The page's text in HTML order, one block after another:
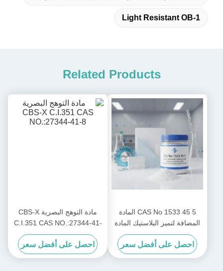
Light Resistant OB-1
Related Products
CAS No 1533 45 5 المادة
المضافة لتميز البلاستيك المادة
الكيميائية المساعدة المستخدمة
لتحسين سطح البلاستيك والضوء
في الصناعة
احصل على أفضل سعر
مادة التوهج البصرية CBS-X
C.I.351 CAS NO.:27344-41-
8
احصل على أفضل سعر